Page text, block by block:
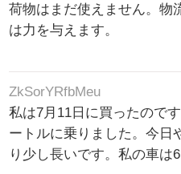
荷物はまだ使えません。物
は力を与えます。
ZkSorYRfbMeu
私は7月11日に買ったので
ートルに乗りました。今日
り少し長いです。私の車は